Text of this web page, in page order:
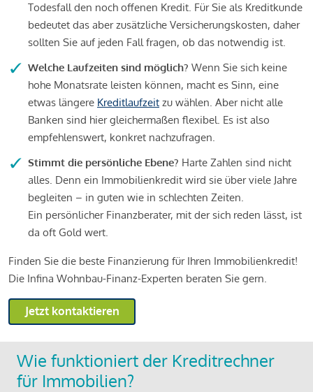
Todesfall den noch offenen Kredit. Für Sie als Kreditkunde
bedeutet das aber zusätzliche Versicherungskosten, daher
sollten Sie auf jeden Fall fragen, ob das notwendig ist.
Welche Laufzeiten sind möglich? Wenn Sie sich keine
hohe Monatsrate leisten können, macht es Sinn, eine
etwas längere Kreditlaufzeit zu wählen. Aber nicht alle
Banken sind hier gleichermaßen flexibel. Es ist also
empfehlenswert, konkret nachzufragen.
Stimmt die persönliche Ebene? Harte Zahlen sind nicht
alles. Denn ein Immobilienkredit wird sie über viele Jahre
begleiten – in guten wie in schlechten Zeiten.
Ein persönlicher Finanzberater, mit der sich reden lässt, ist
da oft Gold wert.
Finden Sie die beste Finanzierung für Ihren Immobilienkredit!
Die Infina Wohnbau-Finanz-Experten beraten Sie gern.
Jetzt kontaktieren
Wie funktioniert der Kreditrechner
für Immobilien?